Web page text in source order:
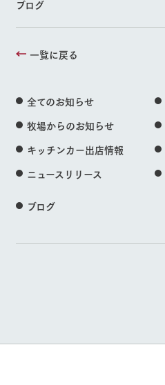
ブログ
一覧に戻る
全てのお知らせ
牧場からのお知らせ
キッチンカー出店情報
ニュースリリース
ブログ